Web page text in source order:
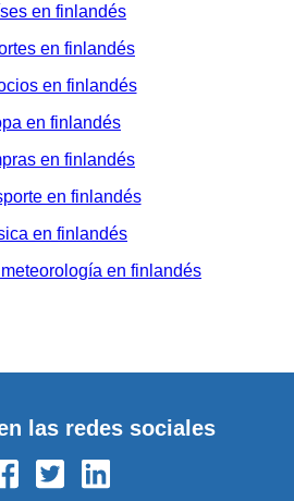
en finlandés
en finlandés
en finlandés
en finlandés
en finlandés
en finlandés
en finlandés
en finlandés
las redes sociales